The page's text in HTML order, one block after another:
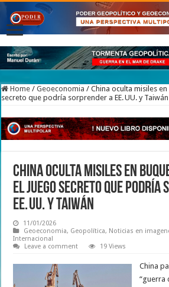
Home / Geoeconomia / China oculta misiles
secreto que podría sorprender a EE. UU. y Taiwán
China oculta misiles en
el juego secreto que podría
EE. UU. y Taiwán
11/01/2026
Geoeconomia, Geopolítica, Noticias en
Internacional
Leave a comment
19 Views
China
“guerra